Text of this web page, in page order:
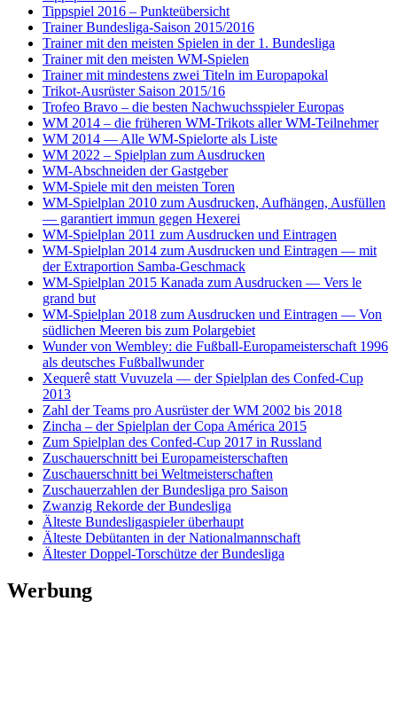
Tippspiel 2016 – Punkteübersicht
Trainer Bundesliga-Saison 2015/2016
Trainer mit den meisten Spielen in der 1. Bundesliga
Trainer mit den meisten WM-Spielen
Trainer mit mindestens zwei Titeln im Europapokal
Trikot-Ausrüster Saison 2015/16
Trofeo Bravo – die besten Nachwuchsspieler Europas
WM 2014 – die früheren WM-Trikots aller WM-Teilnehmer
WM 2014 — Alle WM-Spielorte als Liste
WM 2022 – Spielplan zum Ausdrucken
WM-Abschneiden der Gastgeber
WM-Spiele mit den meisten Toren
WM-Spielplan 2010 zum Ausdrucken, Aufhängen, Ausfüllen
— garantiert immun gegen Hexerei
WM-Spielplan 2011 zum Ausdrucken und Eintragen
WM-Spielplan 2014 zum Ausdrucken und Eintragen — mit
der Extraportion Samba-Geschmack
WM-Spielplan 2015 Kanada zum Ausdrucken — Vers le
grand but
WM-Spielplan 2018 zum Ausdrucken und Eintragen — Von
südlichen Meeren bis zum Polargebiet
Wunder von Wembley: die Fußball-Europameisterschaft 1996
als deutsches Fußballwunder
Xequerê statt Vuvuzela — der Spielplan des Confed-Cup
2013
Zahl der Teams pro Ausrüster der WM 2002 bis 2018
Zincha – der Spielplan der Copa América 2015
Zum Spielplan des Confed-Cup 2017 in Russland
Zuschauerschnitt bei Europameisterschaften
Zuschauerschnitt bei Weltmeisterschaften
Zuschauerzahlen der Bundesliga pro Saison
Zwanzig Rekorde der Bundesliga
Älteste Bundesligaspieler überhaupt
Älteste Debütanten in der Nationalmannschaft
Ältester Doppel-Torschütze der Bundesliga
Werbung